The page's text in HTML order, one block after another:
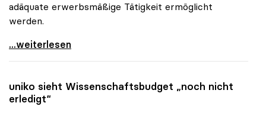
adäquate erwerbsmäßige Tätigkeit ermöglicht
werden.
Promotionsstellen ohne Limit: Pilotprojekt zu
...weiterlesen
uniko sieht Wissenschaftsbudget „noch nicht
erledigt“